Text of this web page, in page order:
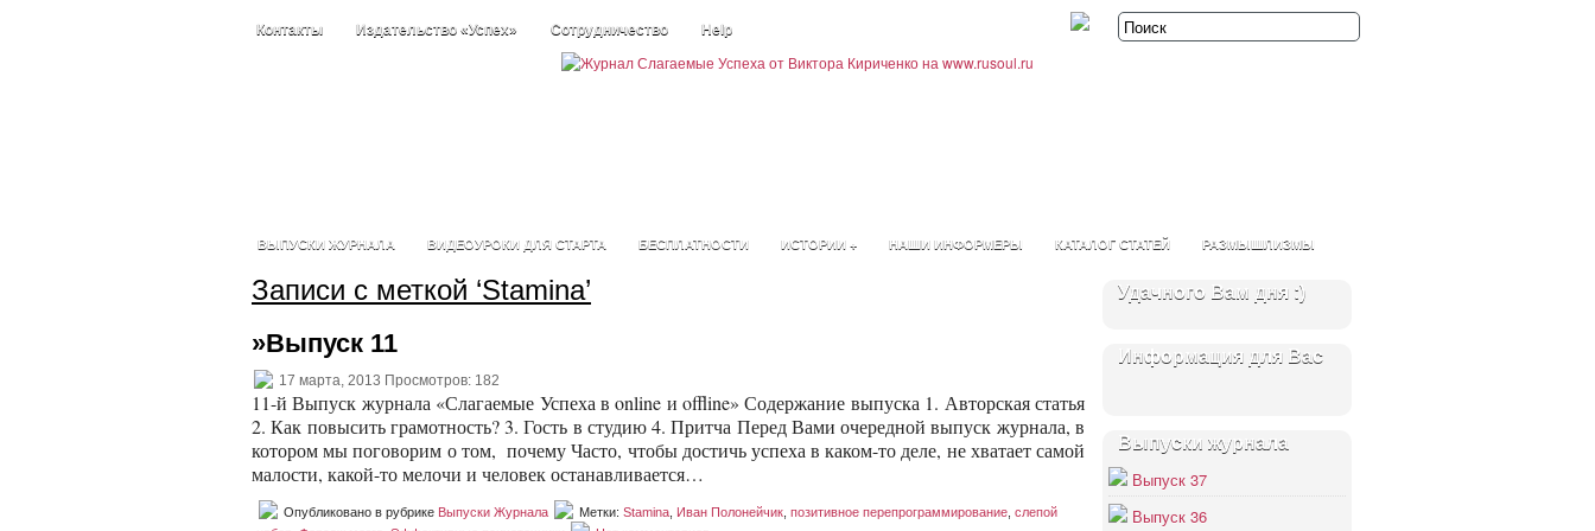
Контакты Издательство «Успех» Сотрудничество Help
ВЫПУСКИ ЖУРНАЛА ВИДЕОУРОКИ ДЛЯ СТАРТА БЕСПЛАТНОСТИ ИСТОРИИ + НАШИ ИНФОРМЕРЫ КАТАЛОГ СТАТЕЙ РАЗМЫШЛИЗМЫ
Записи с меткой ‘Stamina’
»Выпуск 11
17 марта, 2013 Просмотров: 182
11-й Выпуск журнала «Слагаемые Успеха в online и offline» Содержание выпуска 1. Авторская статья
2. Как повысить грамотность? 3. Гость в студию 4. Притча Перед Вами очередной выпуск журнала, в
котором мы поговорим о том, почему Часто, чтобы достичь успеха в каком-то деле, не хватает самой
малости, какой-то мелочи и человек останавливается…
Опубликовано в рубрике Выпуски Журнала Метки: Stamina Иван Полонейчик позитивное перепрограммирование слепой
Удачного Вам дня :)
Информация для Вас
Выпуски журнала
Выпуск 37
Выпуск 36